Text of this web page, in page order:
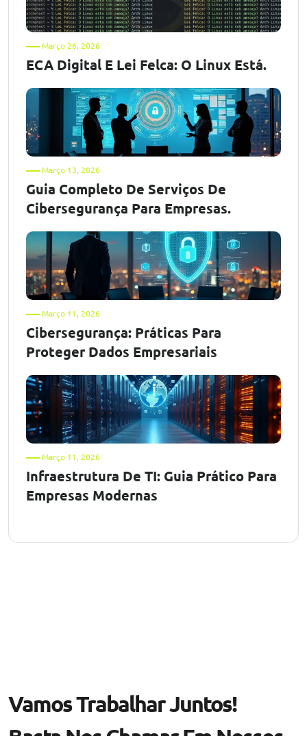
Março 26, 2026
ECA Digital E Lei Felca: O Linux Está.
Março 13, 2026
Guia Completo De Serviços De
Cibersegurança Para Empresas.
Março 11, 2026
Cibersegurança: Práticas Para
Proteger Dados Empresariais
Março 11, 2026
Infraestrutura De TI: Guia Prático Para
Empresas Modernas
Vamos Trabalhar Juntos!